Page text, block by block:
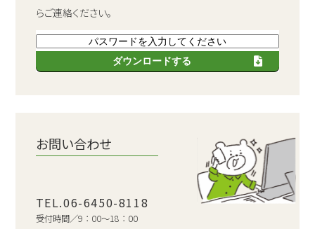
らご連絡ください。
ダウンロードする
お問い合わせ
TEL.06-6450-8118
受付時間／9：00～18：00